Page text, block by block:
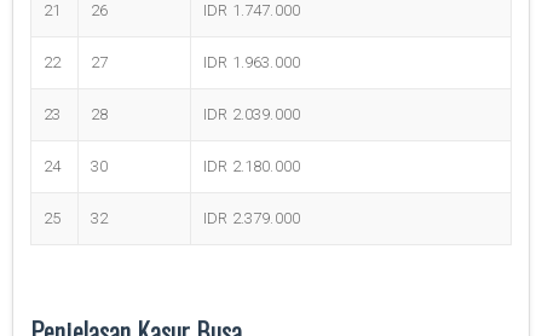
21 26 IDR 1.747.000
22 27 IDR 1.963.000
23 28 IDR 2.039.000
24 30 IDR 2.180.000
25 32 IDR 2.379.000